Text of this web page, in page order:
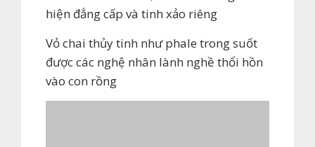
hiện đẳng cấp và tinh xảo riêng
Vỏ chai thủy tinh như phale trong suốt
được các nghệ nhân lành nghề thổi hồn
vào con rồng